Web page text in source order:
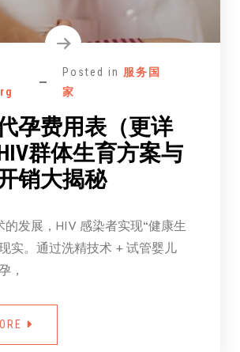
Posted in 服务国
家
孕费用表（更详
群体生育方案与
销大揭秘
的发展，HIV 感染者实现“健康生
实。通过洗精技术 + 试管婴儿
，